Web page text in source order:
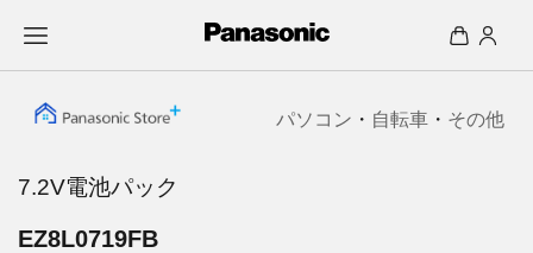
パソコン ・ 自転車 ・ その他
7.2V電池パック
EZ8L0719FB